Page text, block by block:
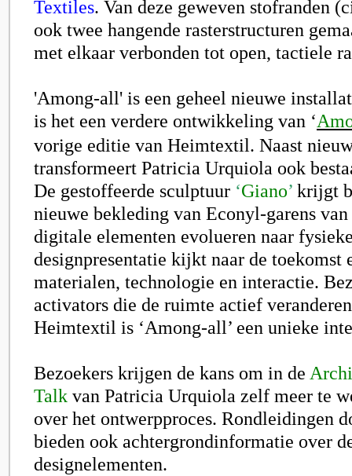
Textiles. Van deze geweven stofranden
ook twee hangende rasterstructuren
met elkaar verbonden tot open, tactiele
'Among-all' is een geheel nieuwe
is het een verdere ontwikkeling van ‘
vorige editie van Heimtextil. Naast
transformeert Patricia Urquiola ook
De gestoffeerde sculptuur ‘Giano’ krijgt
nieuwe bekleding van Econyl-garens
digitale elementen evolueren naar
designpresentatie kijkt naar de toekomst
materialen, technologie en interactie.
activators die de ruimte actief
Heimtextil is ‘Among-all’ een unieke
Bezoekers krijgen de kans om in de
Talk van Patricia Urquiola zelf meer te
over het ontwerpproces. Rondleidingen
bieden ook achtergrondinformatie over
designelementen.